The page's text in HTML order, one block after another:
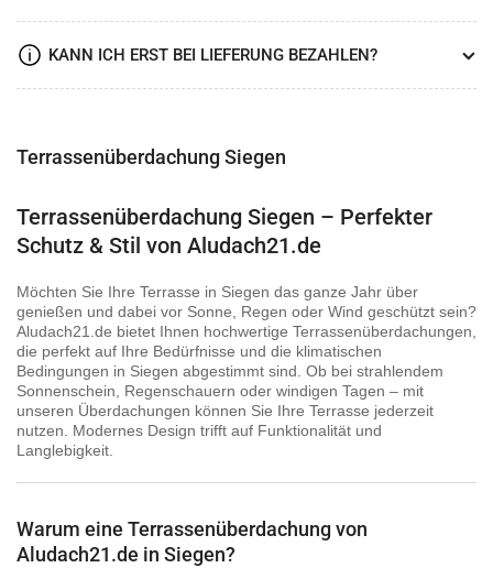
KANN ICH ERST BEI LIEFERUNG BEZAHLEN?
Terrassenüberdachung Siegen
Terrassenüberdachung Siegen – Perfekter
Schutz & Stil von Aludach21.de
Möchten Sie Ihre Terrasse in Siegen das ganze Jahr über
genießen und dabei vor Sonne, Regen oder Wind geschützt sein?
Aludach21.de bietet Ihnen hochwertige Terrassenüberdachungen,
die perfekt auf Ihre Bedürfnisse und die klimatischen
Bedingungen in Siegen abgestimmt sind. Ob bei strahlendem
Sonnenschein, Regenschauern oder windigen Tagen – mit
unseren Überdachungen können Sie Ihre Terrasse jederzeit
nutzen. Modernes Design trifft auf Funktionalität und
Langlebigkeit.
Warum eine Terrassenüberdachung von
Aludach21.de in Siegen?